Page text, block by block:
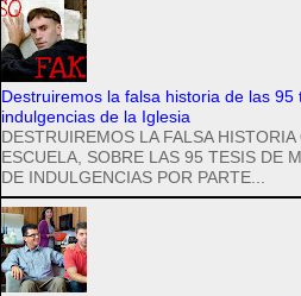
Destruiremos la falsa historia de las
indulgencias de la Iglesia
DESTRUIREMOS LA FALSA
ESCUELA, SOBRE LAS 95 TESIS DE
DE INDULGENCIAS POR PARTE...